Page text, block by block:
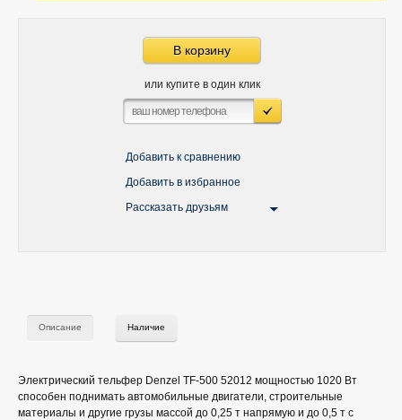
В корзину
или купите в один клик
Добавить к сравнению
Добавить в избранное
Рассказать друзьям
Описание Наличие
Электрический тельфер Denzel TF-500 52012 мощностью 1020 Вт
способен поднимать автомобильные двигатели, строительные
материалы и другие грузы массой до 0,25 т напрямую и до 0,5 т с